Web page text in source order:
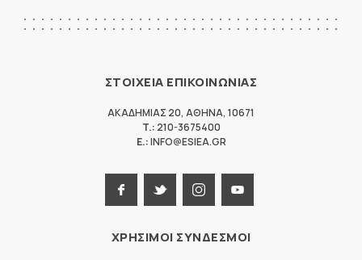
ΣΤΟΙΧΕΙΑ ΕΠΙΚΟΙΝΩΝΙΑΣ
ΑΚΑΔΗΜΙΑΣ 20, ΑΘΗΝΑ, 10671
T.: 210-3675400
E.:INFO@ESIEA.GR
ΧΡΗΣΙΜΟΙ ΣΥΝΔΕΣΜΟΙ